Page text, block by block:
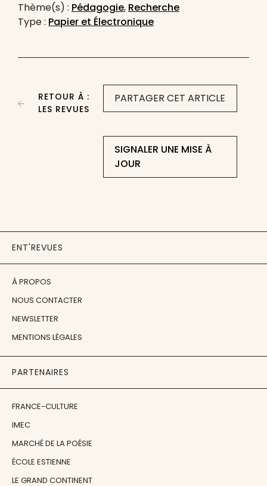
Thème(s) : Pédagogie, Recherche
Type : Papier et Électronique
PARTAGER CET ARTICLE
SIGNALER UNE MISE À
JOUR
RETOUR À :
LES REVUES
ENT'REVUES
À PROPOS
NOUS CONTACTER
NEWSLETTER
MENTIONS LÉGALES
PARTENAIRES
FRANCE-CULTURE
IMEC
MARCHÉ DE LA POÉSIE
ÉCOLE ESTIENNE
LE GRAND CONTINENT